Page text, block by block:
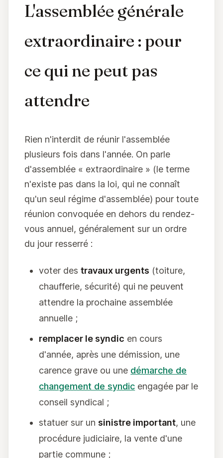
L'assemblée générale
extraordinaire : pour
ce qui ne peut pas
attendre
Rien n'interdit de réunir l'assemblée
plusieurs fois dans l'année. On parle
d'assemblée « extraordinaire » (le terme
n'existe pas dans la loi, qui ne connaît
qu'un seul régime d'assemblée) pour toute
réunion convoquée en dehors du rendez-
vous annuel, généralement sur un ordre
du jour resserré :
voter destravaux urgents (toiture,
chaufferie, sécurité) qui ne peuvent
attendre la prochaine assemblée
annuelle ;
remplacer le syndic en cours
d'année, après une démission, une
carence grave ou une démarche de
changement de syndic engagée par le
conseil syndical ;
statuer sur unsinistre important, une
procédure judiciaire, la vente d'une
partie commune ;